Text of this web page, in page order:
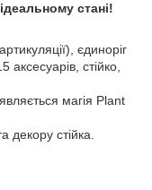
стані!
єдиноріг
аксесуарів, стійко,
магія Plant
декору стійка.